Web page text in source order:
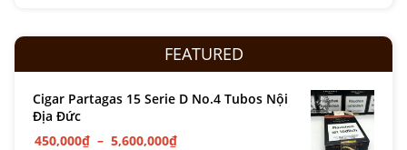
FEATURED
Cigar Partagas 15 Serie D No.4 Tubos Nội
Địa Đức
450,000₫ – 5,600,000₫